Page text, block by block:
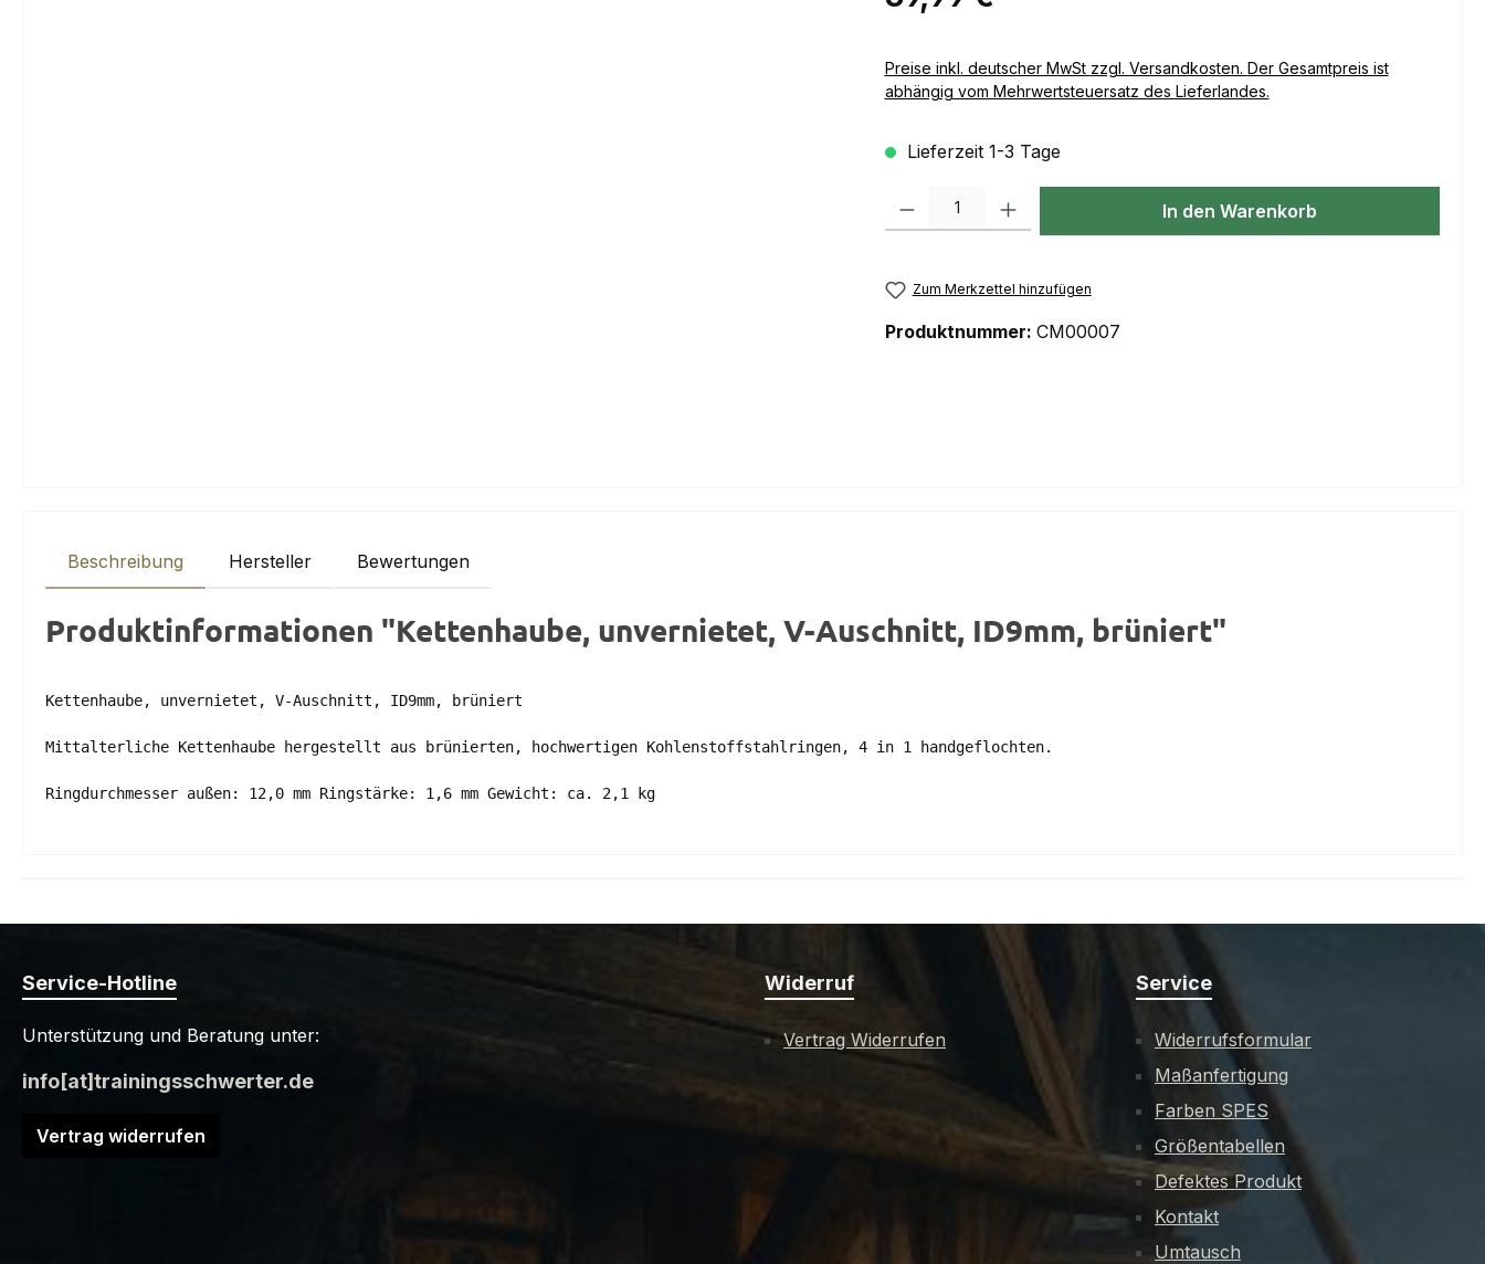
Preise inkl. deutscher MwSt zzgl. Versandkosten. Der Gesamtpreis ist
abhängig vom Mehrwertsteuersatz des Lieferlandes.
Lieferzeit 1-3 Tage
Produkt Anzahl: Gib den gewünschten Wert ein oder benutze die Schaltflächen
In den Warenkorb
Zum Merkzettel hinzufügen
Produktnummer: CM00007
Beschreibung Hersteller Bewertungen
Produktinformationen "Kettenhaube, unvernietet, V-Auschnitt, ID9mm, brüniert"
Kettenhaube, unvernietet, V-Auschnitt, ID9mm, brüniert
Mittalterliche Kettenhaube hergestellt aus brünierten, hochwertigen Kohlenstoffstahlringen, 4 in 1 handgeflochten.
Service-Hotline
Unterstützung und Beratung unter:
info[at]trainingsschwerter.de
Vertrag widerrufen
Widerruf
Vertrag Widerrufen
Service
Widerrufsformular
Maßanfertigung
Farben SPES
Größentabellen
Defektes Produkt
Kontakt
Umtausch